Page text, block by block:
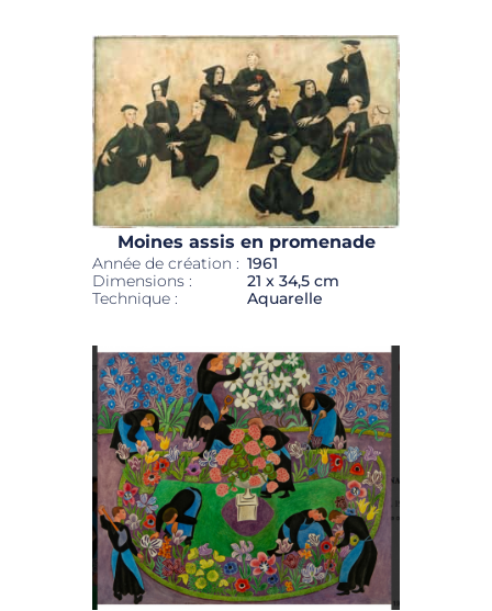
Moines assis en promenade
Année de création : 1961
Dimensions :
21 x 34,5 cm
Technique :
Aquarelle